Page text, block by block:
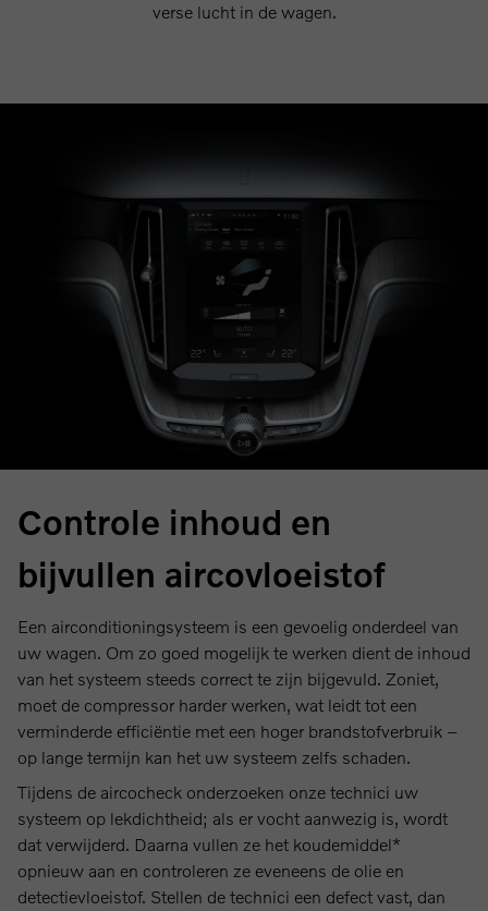
verse lucht in de wagen.
Controle inhoud en
bijvullen aircovloeistof
Een airconditioningsysteem is een gevoelig onderdeel van
uw wagen. Om zo goed mogelijk te werken dient de inhoud
van het systeem steeds correct te zijn bijgevuld. Zoniet,
moet de compressor harder werken, wat leidt tot een
verminderde efficiëntie met een hoger brandstofverbruik –
op lange termijn kan het uw systeem zelfs schaden.
Tijdens de aircocheck onderzoeken onze technici uw
systeem op lekdichtheid; als er vocht aanwezig is, wordt
dat verwijderd. Daarna vullen ze het koudemiddel*
opnieuw aan en controleren ze eveneens de olie en
detectievloeistof. Stellen de technici een defect vast, dan